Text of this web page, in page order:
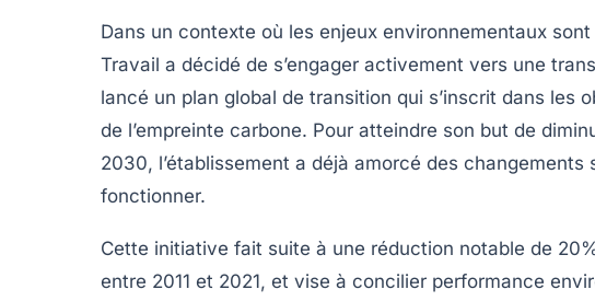
Dans un contexte où les enjeux environnementaux
Travail a décidé de s’engager activement vers une
lancé un plan global de transition qui s’inscrit dans les
de l’empreinte carbone. Pour atteindre son but de
2030, l’établissement a déjà amorcé des
fonctionner.
Cette initiative fait suite à une réduction notable de
entre 2011 et 2021, et vise à concilier performance